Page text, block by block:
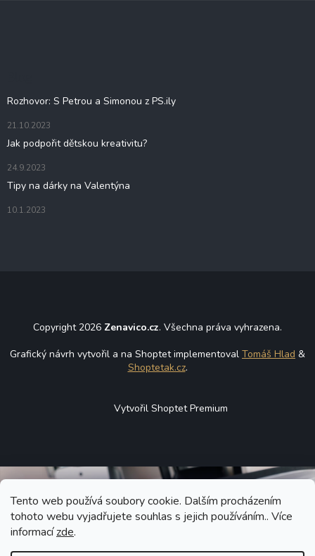
Tento web používá soubory cookie. Dalším procházením
tohoto webu vyjadřujete souhlas s jejich používáním.. Více
informacízde.
Rozhovor: S Petrou a Simonou z PS.ily
21.10.2023
Jak podpořit dětskou kreativitu?
24.9.2023
Tipy na dárky na Valentýna
10.1.2023
Copyright 2026 Zenavico.cz. Všechna práva vyhrazena.
Grafický návrh vytvořil a na Shoptet implementoval Tomáš Hlad &
Shoptetak.cz.
Vytvořil Shoptet Premium